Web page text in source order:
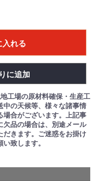
入れる
に追加
工場の原材料確保・生産工
の天候等、様々な諸事情
場合がございます。上記事
欠品の場合は、別途メール
だきます。ご迷惑をお掛け
致します。